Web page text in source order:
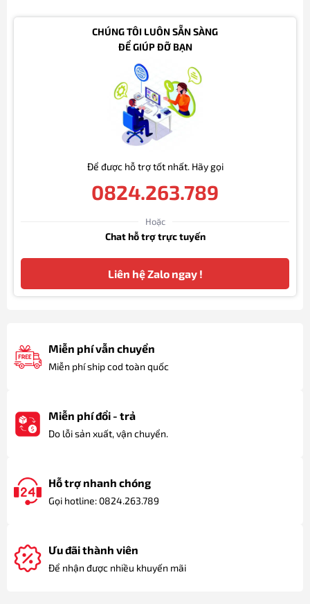
CHÚNG TÔI LUÔN SẴN SÀNG
ĐỂ GIÚP ĐỠ BẠN
Để được hỗ trợ tốt nhất. Hãy gọi
0824.263.789
Hoặc
Chat hỗ trợ trực tuyến
Liên hệ Zalo ngay !
Miễn phí vẫn chuyển
Miễn phí ship cod toàn quốc
Miễn phí đổi - trả
Do lỗi sản xuất, vận chuyển.
Hỗ trợ nhanh chóng
Gọi hotline: 0824.263.789
Ưu đãi thành viên
Để nhận được nhiều khuyến mãi